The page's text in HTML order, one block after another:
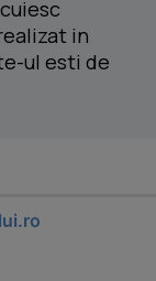
in
ul esti de